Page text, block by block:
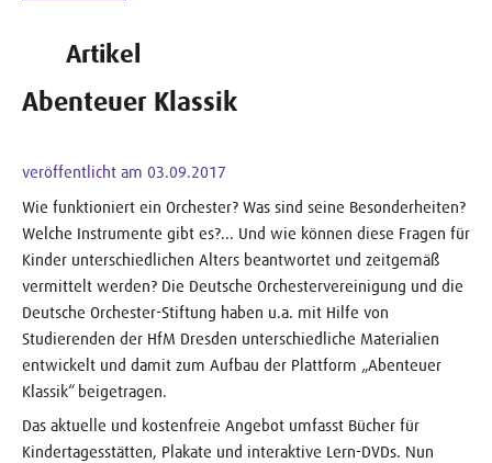
Artikel
Abenteuer Klassik
veröffentlicht am 03.09.2017
Wie funktioniert ein Orchester? Was sind seine Besonderheiten?
Welche Instrumente gibt es?... Und wie können diese Fragen für
Kinder unterschiedlichen Alters beantwortet und zeitgemäß
vermittelt werden? Die Deutsche Orchestervereinigung und die
Deutsche Orchester-Stiftung haben u.a. mit Hilfe von
Studierenden der HfM Dresden unterschiedliche Materialien
entwickelt und damit zum Aufbau der Plattform „Abenteuer
Klassik“ beigetragen.
Das aktuelle und kostenfreie Angebot umfasst Bücher für
Kindertagesstätten, Plakate und interaktive Lern-DVDs. Nun